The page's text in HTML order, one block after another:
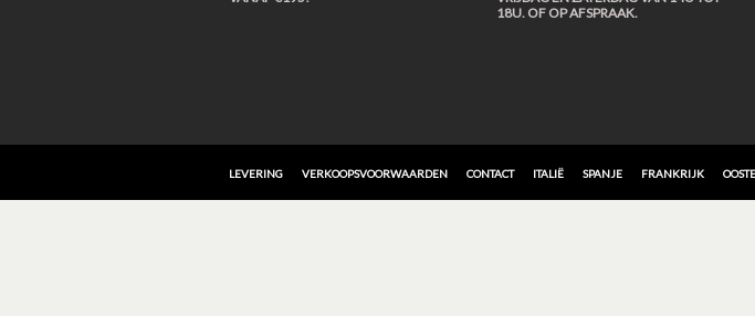
18U. OF OP AFSPRAAK.
LEVERING VERKOOPSVOORWAARDEN CONTACT ITALIË SPANJE FRANKRIJK